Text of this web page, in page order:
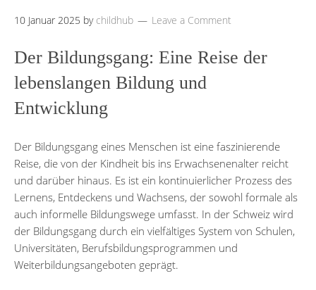
10 Januar 2025 by childhub Leave a Comment
Der Bildungsgang: Eine Reise der
lebenslangen Bildung und
Entwicklung
Der Bildungsgang eines Menschen ist eine faszinierende
Reise, die von der Kindheit bis ins Erwachsenenalter reicht
und darüber hinaus. Es ist ein kontinuierlicher Prozess des
Lernens, Entdeckens und Wachsens, der sowohl formale als
auch informelle Bildungswege umfasst. In der Schweiz wird
der Bildungsgang durch ein vielfältiges System von Schulen,
Universitäten, Berufsbildungsprogrammen und
Weiterbildungsangeboten geprägt.